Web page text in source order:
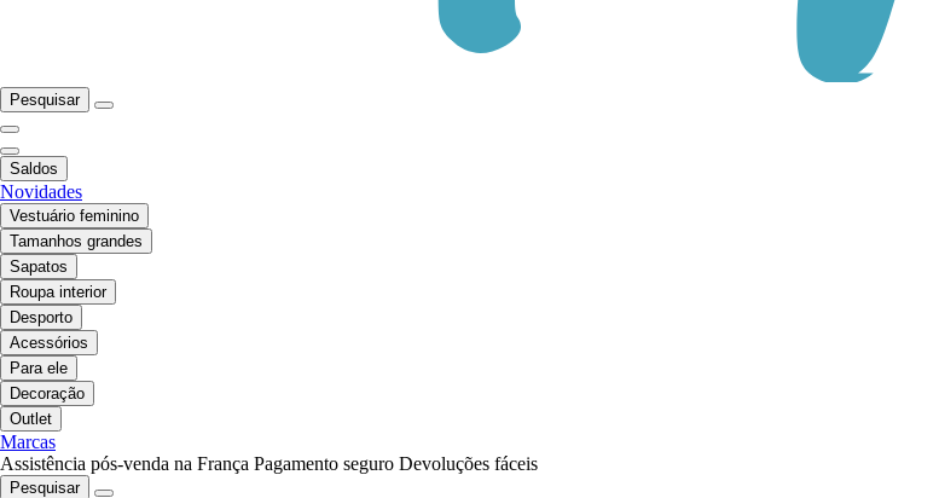
Pesquisar
Saldos
Novidades
Vestuário feminino
Tamanhos grandes
Sapatos
Roupa interior
Desporto
Acessórios
Para ele
Decoração
Outlet
Marcas
Assistência pós-venda na França Pagamento seguro Devoluções fáceis
Pesquisar